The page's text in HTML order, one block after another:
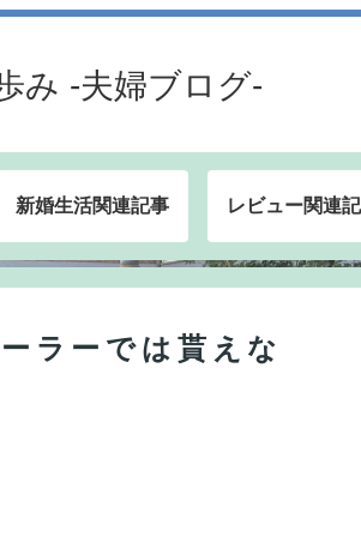
み -夫婦ブログ-
新婚生活関連記事 レビュー関連
ラーでは貰えな